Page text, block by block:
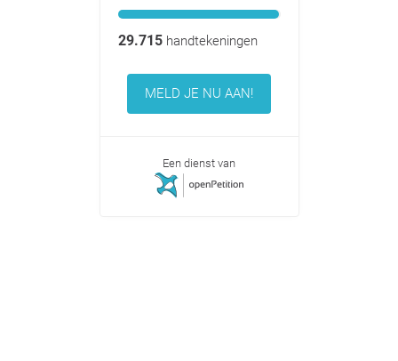
29.715handtekeningen
MELD JE NU AAN!
Een dienst van